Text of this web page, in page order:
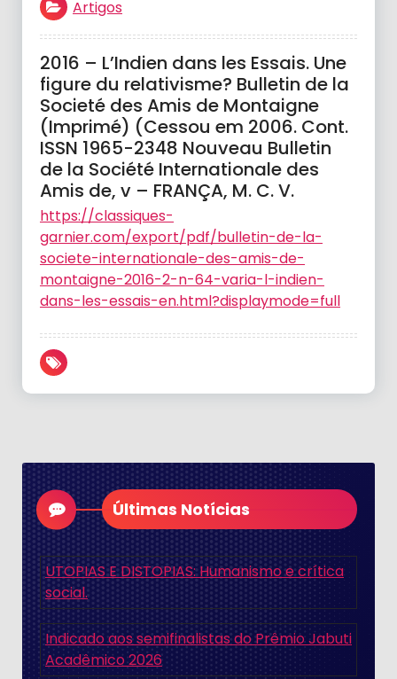
Artigos
2016 – L’Indien dans les Essais. Une
figure du relativisme? Bulletin de la
Societé des Amis de Montaigne
(Imprimé) (Cessou em 2006. Cont.
ISSN 1965-2348 Nouveau Bulletin
de la Société Internationale des
Amis de, v – FRANÇA, M. C. V.
https://classiques-
garnier.com/export/pdf/bulletin-de-la-
societe-internationale-des-amis-de-
montaigne-2016-2-n-64-varia-l-indien-
dans-les-essais-en.html?displaymode=full
Últimas Notícias
UTOPIAS E DISTOPIAS: Humanismo e crítica
social.
Indicado aos semifinalistas do Prêmio Jabuti
Acadêmico 2026